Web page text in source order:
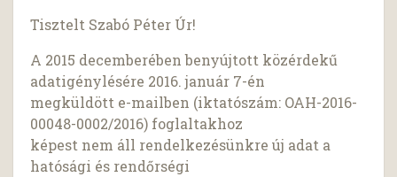
Tisztelt Szabó Péter Úr!
A 2015 decemberében benyújtott közérdekű
adatigénylésére 2016. január 7-én
megküldött e-mailben (iktatószám: OAH-2016-
00048-0002/2016) foglaltakhoz
képest nem áll rendelkezésünkre új adat a
hatósági és rendőrségi